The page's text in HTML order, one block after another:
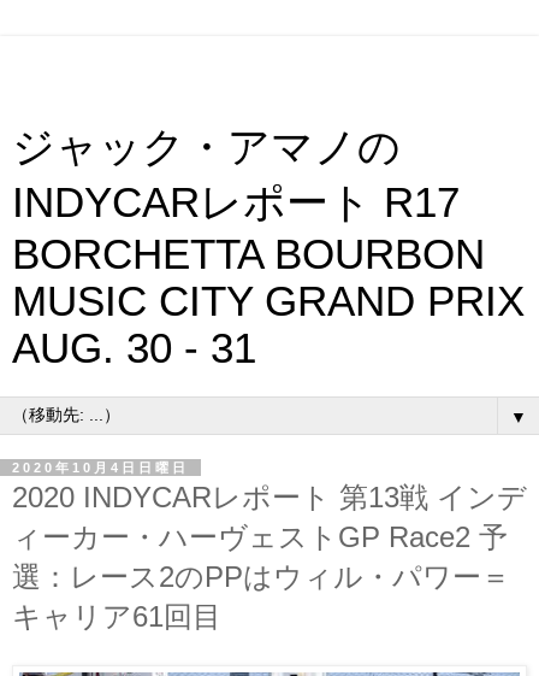
ジャック・アマノの
INDYCARレポート R17
BORCHETTA BOURBON
MUSIC CITY GRAND PRIX
AUG. 30 - 31
▼
2020年10月4日日曜日
2020 INDYCARレポート 第13戦 インデ
ィーカー・ハーヴェストGP Race2 予
選：レース2のPPはウィル・パワー＝
キャリア61回目